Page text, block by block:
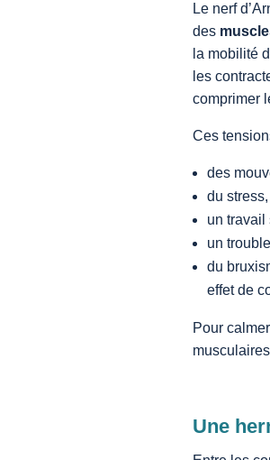
Le nerf
des
la mobilité
les
comprimer
Ces
des
du
un travail
un
du
effet de
Pour
Une